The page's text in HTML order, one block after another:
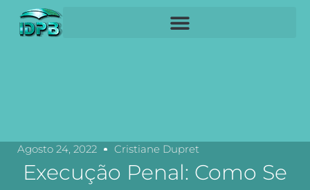
Agosto 24, 2022 Cristiane Dupret
Execução Penal: Como Se